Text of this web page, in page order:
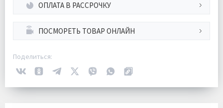
ОПЛАТА В РАССРОЧКУ
ПОСМОРЕТЬ ТОВАР ОНЛАЙН
Поделиться: